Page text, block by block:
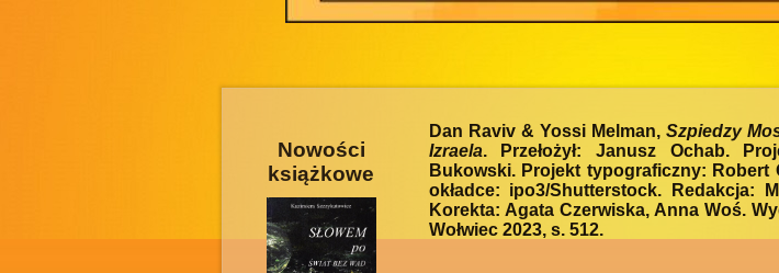
Nowości
książkowe
Dan Raviv & Yossi Melman,Szpiedzy
Izraela. Przełożył: Janusz Ochab.
Bukowski. Projekt typograficzny: Robert
okładce: ipo3/Shutterstock. Redakcja:
Korekta: Agata Czerwiska, Anna Woś.
Wołwiec 2023, s. 512.